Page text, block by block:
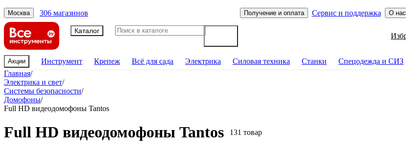
Москва 306 магазинов Получение и оплата Сервис и поддержка О нас
Каталог
Акции Инструмент Крепеж Всё для сада Электрика Силовая техника Станки Спецодежда и СИЗ
Главная/
Электрика и свет/
Системы безопасности/
Домофоны/
Full HD видеодомофоны Tantos
Full HD видеодомофоны Tantos 131 товар